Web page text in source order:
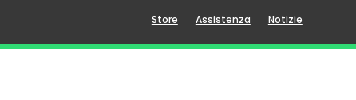
Store Assistenza Notizie